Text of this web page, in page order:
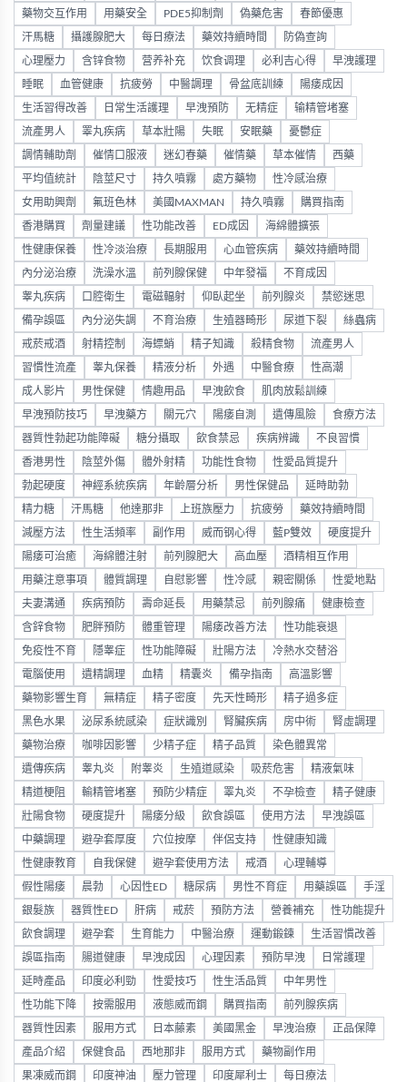
藥物交互作用 用藥安全 PDE5抑制劑 偽藥危害 春節優惠
汗馬糖 攝護腺肥大 每日療法 藥效持續時間 防偽查詢
心理壓力 含锌食物 营养补充 饮食调理 必利吉心得 早洩護理
睡眠 血管健康 抗疲勞 中醫調理 骨盆底訓練 陽痿成因
生活習得改善 日常生活護理 早洩預防 无精症 输精管堵塞
流產男人 睪丸疾病 草本壯陽 失眠 安眠藥 憂鬱症
調情輔助劑 催情口服液 迷幻春藥 催情藥 草本催情 西藥
平均值統計 陰莖尺寸 持久噴霧 處方藥物 性冷感治療
女用助興劑 氟班色林 美國MAXMAN 持久噴霧 購買指南
香港購買 劑量建議 性功能改善 ED成因 海綿體擴張
性健康保養 性冷淡治療 長期服用 心血管疾病 藥效持續時間
內分泌治療 洗澡水溫 前列腺保健 中年發福 不育成因
睾丸疾病 口腔衛生 電磁輻射 仰臥起坐 前列腺炎 禁慾迷思
備孕誤區 內分泌失調 不育治療 生殖器畸形 尿道下裂 絲蟲病
戒菸戒酒 射精控制 海螵蛸 精子知識 殺精食物 流產男人
習慣性流產 睾丸保養 精液分析 外遇 中醫食療 性高潮
成人影片 男性保健 情趣用品 早洩飲食 肌肉放鬆訓練
早洩預防技巧 早洩藥方 關元穴 陽痿自測 遺傳風險 食療方法
器質性勃起功能障礙 糖分攝取 飲食禁忌 疾病辨識 不良習慣
香港男性 陰莖外傷 體外射精 功能性食物 性愛品質提升
勃起硬度 神經系統疾病 年齡層分析 男性保健品 延時助勃
精力糖 汗馬糖 他達那非 上班族壓力 抗疲勞 藥效持續時間
減壓方法 性生活頻率 副作用 威而钢心得 藍P雙效 硬度提升
陽痿可治癒 海綿體注射 前列腺肥大 高血壓 酒精相互作用
用藥注意事項 體質調理 自慰影響 性冷感 親密關係 性愛地點
夫妻溝通 疾病預防 壽命延長 用藥禁忌 前列腺痛 健康檢查
含鋅食物 肥胖預防 體重管理 陽痿改善方法 性功能衰退
免疫性不育 隱睾症 性功能障礙 壯陽方法 冷熱水交替浴
電腦使用 遺精調理 血精 精囊炎 備孕指南 高溫影響
藥物影響生育 無精症 精子密度 先天性畸形 精子過多症
黑色水果 泌尿系統感染 症狀識別 腎臟疾病 房中術 腎虛調理
藥物治療 咖啡因影響 少精子症 精子品質 染色體異常
遺傳疾病 睾丸炎 附睾炎 生殖道感染 吸菸危害 精液氣味
精道梗阻 輸精管堵塞 預防少精症 睪丸炎 不孕檢查 精子健康
壯陽食物 硬度提升 陽痿分級 飲食誤區 使用方法 早洩誤區
中藥調理 避孕套厚度 穴位按摩 伴侶支持 性健康知識
性健康教育 自我保健 避孕套使用方法 戒酒 心理輔導
假性陽痿 晨勃 心因性ED 糖尿病 男性不育症 用藥誤區 手淫
銀髮族 器質性ED 肝病 戒菸 預防方法 營養補充 性功能提升
飲食調理 避孕套 生育能力 中醫治療 運動鍛鍊 生活習慣改善
誤區指南 腸道健康 早洩成因 心理因素 預防早洩 日常護理
延時產品 印度必利勁 性愛技巧 性生活品質 中年男性
性功能下降 按需服用 液態威而鋼 購買指南 前列腺疾病
器質性因素 服用方式 日本藤素 美國黑金 早洩治療 正品保障
產品介紹 保健食品 西地那非 服用方式 藥物副作用
果凍威而鋼 印度神油 壓力管理 印度犀利士 每日療法